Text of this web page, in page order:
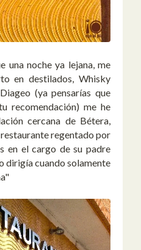
una noche ya lejana, me
en destilados, Whisky
(ya pensarías que
recomendación) me he
cercana de Bétera,
regentado por
en el cargo de su padre
dirigía cuando solamente